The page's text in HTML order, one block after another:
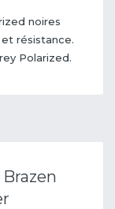
noires
résistance.
Polarized.